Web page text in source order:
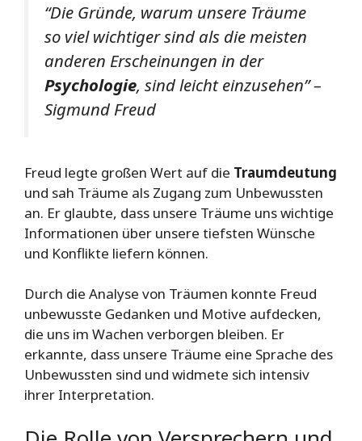
“Die Gründe, warum unsere Träume
so viel wichtiger sind als die meisten
anderen Erscheinungen in der
Psychologie, sind leicht einzusehen” –
Sigmund Freud
Freud legte großen Wert auf die Traumdeutung
und sah Träume als Zugang zum Unbewussten
an. Er glaubte, dass unsere Träume uns wichtige
Informationen über unsere tiefsten Wünsche
und Konflikte liefern können.
Durch die Analyse von Träumen konnte Freud
unbewusste Gedanken und Motive aufdecken,
die uns im Wachen verborgen bleiben. Er
erkannte, dass unsere Träume eine Sprache des
Unbewussten sind und widmete sich intensiv
ihrer Interpretation.